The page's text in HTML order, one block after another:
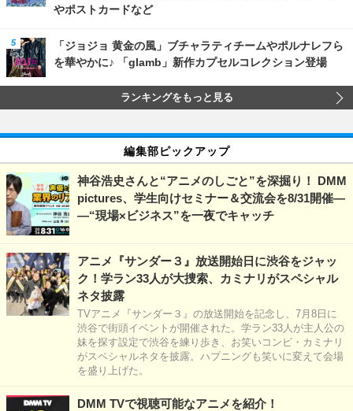
やポストカードなど
「ジョジョ 黄金の風」ブチャラティチームやポルナレフら
を華やかに♪ 「glamb」新作カプセルコレクション登場
ランキングをもっと見る
編集部ピックアップ
神谷浩史さんと“アニメのしごと”を深掘り！ DMM
pictures、学生向けセミナー＆交流会を8/31開催―
―“現場×ビジネス”を一夜でキャッチ
アニメ『サンダー３』放送開始日に渋谷をジャッ
ク！学ラン33人が大捜索、カミナリがスペシャル
ネタ披露
TVアニメ『サンダー３』の放送開始を記念し、7月8日に
渋谷で街頭イベントが開催された。学ラン33人が主人公の
妹を探す設定で渋谷を練り歩き、お笑いコンビ・カミナリ
がスペシャルネタを披露。ハプニングも笑いに変えて会場
を盛り上げた。
DMM TVで視聴可能なアニメを紹介！